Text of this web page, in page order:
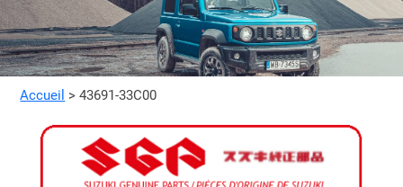
Accueil > 43691-33C00